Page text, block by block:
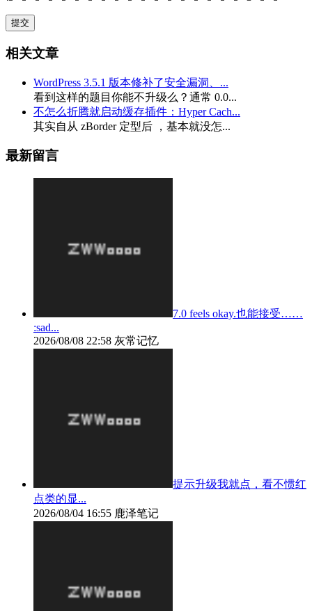
相关文章
WordPress 3.5.1 版本修补了安全漏洞、...
看到这样的题目你能不升级么？通常 0.0...
不怎么折腾就启动缓存插件：Hyper Cach...
其实自从 zBorder 定型后 ，基本就没怎...
最新留言
7.0 feels okay.也能接受……
:sad...
2026/08/08 22:58 灰常记忆
提示升级我就点，看不惯红
点类的显...
2026/08/04 16:55 鹿泽笔记